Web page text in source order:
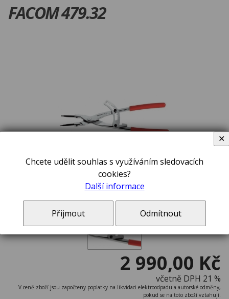
FACOM 479.32
2 990,00 Kč
včetně DPH 21 %
V ceně zboží jsou započteny poplatky na likvidaci elektroodpadu a autorské odměny,
pokud se na toto zboží vztahují.
Chcete udělit souhlas s využíváním sledovacích
cookies?
Další informace
Přijmout Odmítnout
✕